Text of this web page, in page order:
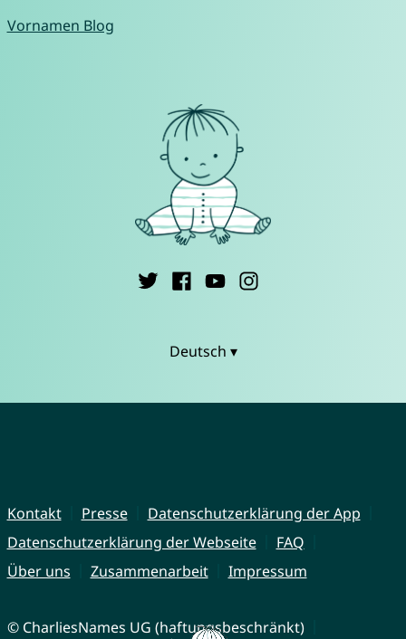
Vornamen Blog
Deutsch ▾
Kontakt Presse
Datenschutzerklärung der App
Datenschutzerklärung der Webseite
FAQ
Über uns
Zusammenarbeit Impressum
© CharliesNames UG (haftungsbeschränkt)